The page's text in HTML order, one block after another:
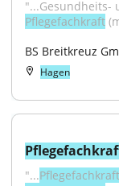
Pflegefachkraft
BS Breitkreuz
Hagen
"...Pflegefachkraft